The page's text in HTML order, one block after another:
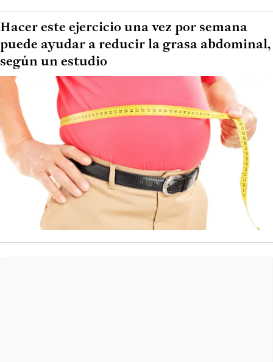
Hacer este ejercicio una vez por semana
puede ayudar a reducir la grasa abdominal,
según un estudio